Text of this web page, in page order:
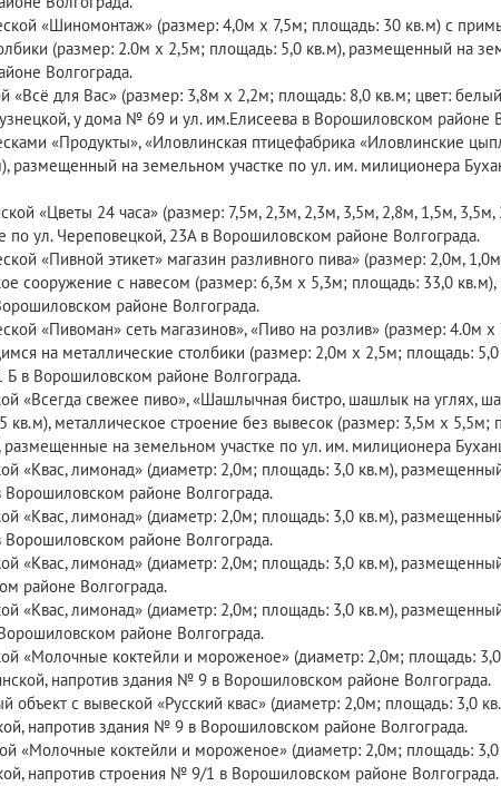
«Шиномонтаж» (размер: 4,0м х 7,5м; площадь: 30 кв.м) с
(размер: 2.0м х 2,5м; площадь: 5,0 кв.м), размещенный на
Волгограда.
«Всё для Вас» (размер: 3,8м х 2,2м; площадь: 8,0 кв.м; цвет:
у дома № 69 и ул. им.Елисеева в Ворошиловском районе
«Продукты», «Иловлинская птицефабрика «Иловлинские
размещенный на земельном участке по ул. им. милиционера
«Цветы 24 часа» (размер: 7,5м, 2,3м, 2,3м, 3,5м, 2,8м, 1,5м,
по ул. Череповецкой, 23А в Ворошиловском районе Волгограда.
«Пивной этикет» магазин разливного пива» (размер: 2,0м,
сооружение с навесом (размер: 6,3м х 5,3м; площадь: 33,0
районе Волгограда.
«Пивоман» сеть магазинов», «Пиво на розлив» (размер:
на металлические столбики (размер: 2,0м х 2,5м; площадь:
Б в Ворошиловском районе Волгограда.
«Всегда свежее пиво», «Шашлычная бистро, шашлык на углях,
кв.м), металлическое строение без вывесок (размер: 3,5м х
размещенные на земельном участке по ул. им. милиционера
«Квас, лимонад» (диаметр: 2,0м; площадь: 3,0 кв.м),
районе Волгограда.
«Квас, лимонад» (диаметр: 2,0м; площадь: 3,0 кв.м),
районе Волгограда.
«Квас, лимонад» (диаметр: 2,0м; площадь: 3,0 кв.м),
районе Волгограда.
«Квас, лимонад» (диаметр: 2,0м; площадь: 3,0 кв.м),
районе Волгограда.
«Молочные коктейли и мороженое» (диаметр: 2,0м; площадь:
напротив здания № 9 в Ворошиловском районе Волгограда.
объект с вывеской «Русский квас» (диаметр: 2,0м; площадь: 3,0
напротив здания № 9 в Ворошиловском районе Волгограда.
«Молочные коктейли и мороженое» (диаметр: 2,0м; площадь:
напротив строения № 9/1 в Ворошиловском районе Волгограда.